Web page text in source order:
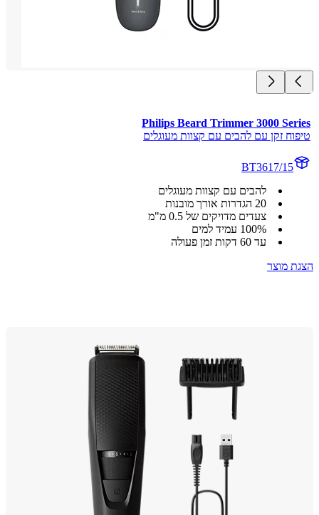
Philips Beard Trimmer 3000
זקן עם להבים עם קצוות מעוגלים
BT3617/15
להבים עם קצוות מעוגלים
20 הגדרות אורך מובנות
צעדים מדויקים של 0.5 מ"מ
‎100% עמיד למים
עד 60 דקות זמן פעולה
מוצר